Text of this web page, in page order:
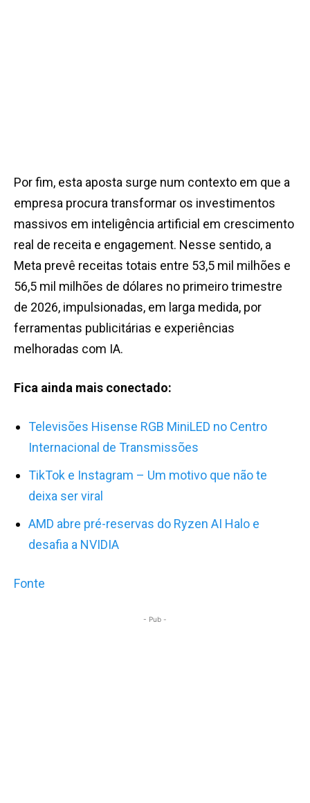
Por fim, esta aposta surge num contexto em que a
empresa procura transformar os investimentos
massivos em inteligência artificial em crescimento
real de receita e engagement. Nesse sentido, a
Meta prevê receitas totais entre 53,5 mil milhões e
56,5 mil milhões de dólares no primeiro trimestre
de 2026, impulsionadas, em larga medida, por
ferramentas publicitárias e experiências
melhoradas com IA.
Fica ainda mais conectado:
Televisões Hisense RGB MiniLED no Centro
Internacional de Transmissões
TikTok e Instagram – Um motivo que não te
deixa ser viral
AMD abre pré-reservas do Ryzen AI Halo e
desafia a NVIDIA
Fonte
- Pub -